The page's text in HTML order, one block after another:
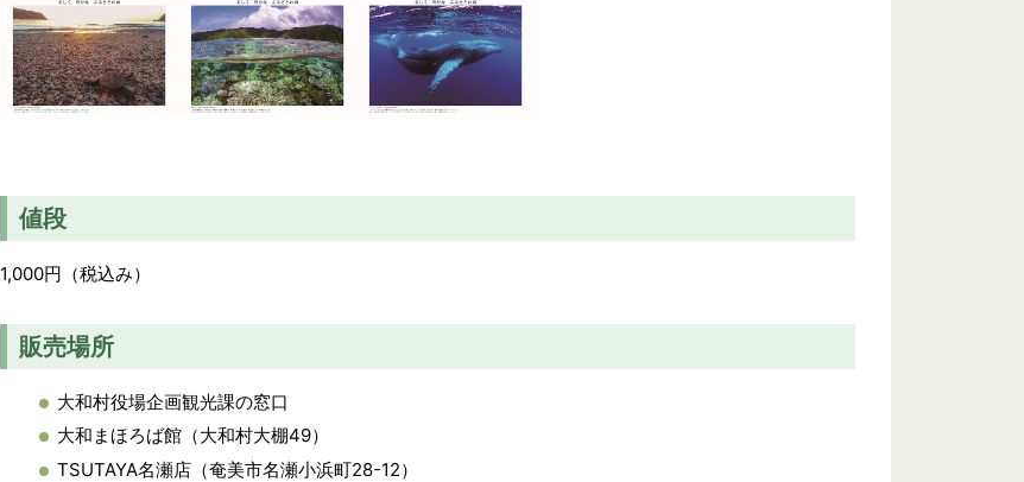
値段
1,000円（税込み）
販売場所
大和村役場企画観光課の窓口
大和まほろば館（大和村大棚49）
TSUTAYA名瀬店（奄美市名瀬小浜町28-12）